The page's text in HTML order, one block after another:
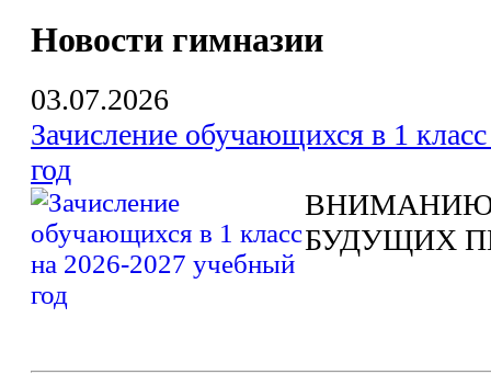
Новости гимназии
03.07.2026
Зачисление обучающихся в 1
год
ВНИМАНИЮ
БУДУЩИХ